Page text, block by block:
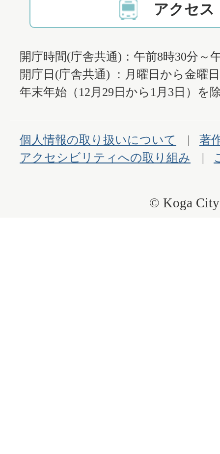
アクセス
開庁時間(庁舎共通)：午前8時30分～
開庁日(庁舎共通) ：月曜日から金曜
年末年始（12月29日から1月3日）を
個人情報の取り扱いについて
著
アクセシビリティへの取り組み
© Koga City